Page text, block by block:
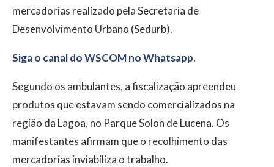
mercadorias realizado pela Secretaria de
Desenvolvimento Urbano (Sedurb).
Siga o canal do WSCOM no Whatsapp.
Segundo os ambulantes, a fiscalização apreendeu
produtos que estavam sendo comercializados na
região da Lagoa, no Parque Solon de Lucena. Os
manifestantes afirmam que o recolhimento das
mercadorias inviabiliza o trabalho.